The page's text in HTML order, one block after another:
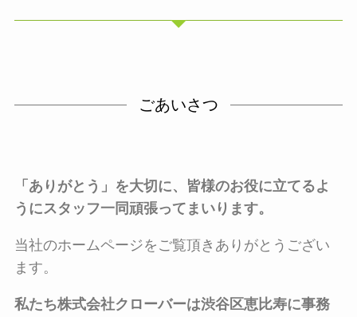
ごあいさつ
「ありがとう」を大切に、皆様のお役に立てるよ
うにスタッフ一同頑張ってまいります。
当社のホームページをご覧頂きありがとうござい
ます。
私たち株式会社クローバーは渋谷区恵比寿に事務